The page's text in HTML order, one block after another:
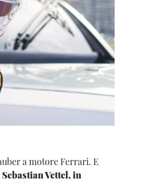
a motore Ferrari. E
Vettel, in